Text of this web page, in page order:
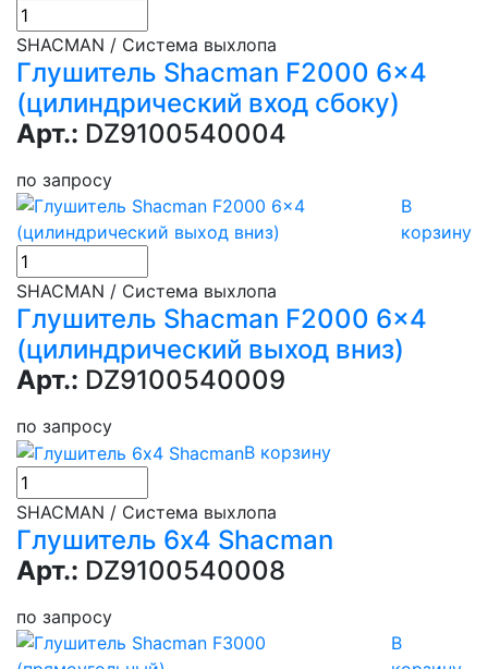
SHACMAN / Система выхлопа
Глушитель Shacman F2000 6x4
(цилиндрический вход сбоку)
Арт.: DZ9100540004
по запросу
В
корзину
SHACMAN / Система выхлопа
Глушитель Shacman F2000 6x4
(цилиндрический выход вниз)
Арт.: DZ9100540009
по запросу
В корзину
SHACMAN / Система выхлопа
Глушитель 6x4 Shacman
Арт.: DZ9100540008
по запросу
В